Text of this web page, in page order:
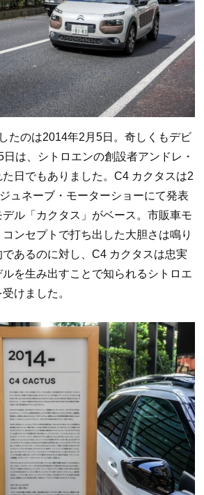
たのは2014年2月5日。奇しくもデビ
日は、シトロエンの創設者アンドレ・
日でもありました。C4 カクタスは2
ュネーブ・モーターショーにて発表
ル「カクタス」がベース。市販車モ
ンセプトで打ち出した大胆さは鳴り
あるのに対し、C4 カクタスは忠実
を生み出すことで知られるシトロエ
けました。